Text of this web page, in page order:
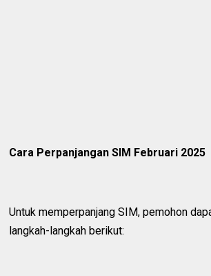
Cara Perpanjangan SIM Februari 2025
Untuk memperpanjang SIM, pemohon
langkah-langkah berikut: